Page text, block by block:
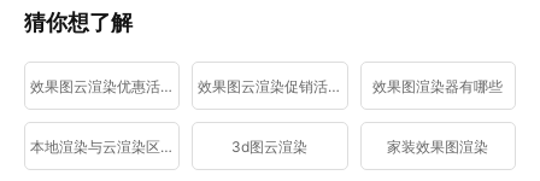
猜你想了解
效果图云渲染优惠活动 效果图云渲染促销活动 效果图渲染器有哪些
本地渲染与云渲染区别 3d图云渲染 家装效果图渲染